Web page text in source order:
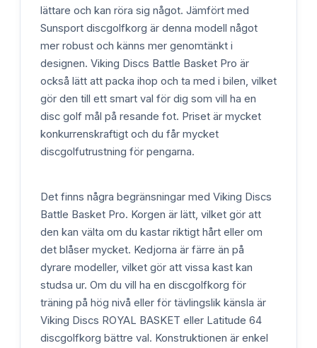
lättare och kan röra sig något. Jämfört med
Sunsport discgolfkorg är denna modell något
mer robust och känns mer genomtänkt i
designen. Viking Discs Battle Basket Pro är
också lätt att packa ihop och ta med i bilen, vilket
gör den till ett smart val för dig som vill ha en
disc golf mål på resande fot. Priset är mycket
konkurrenskraftigt och du får mycket
discgolfutrustning för pengarna.
Det finns några begränsningar med Viking Discs
Battle Basket Pro. Korgen är lätt, vilket gör att
den kan välta om du kastar riktigt hårt eller om
det blåser mycket. Kedjorna är färre än på
dyrare modeller, vilket gör att vissa kast kan
studsa ur. Om du vill ha en discgolfkorg för
träning på hög nivå eller för tävlingslik känsla är
Viking Discs ROYAL BASKET eller Latitude 64
discgolfkorg bättre val. Konstruktionen är enkel